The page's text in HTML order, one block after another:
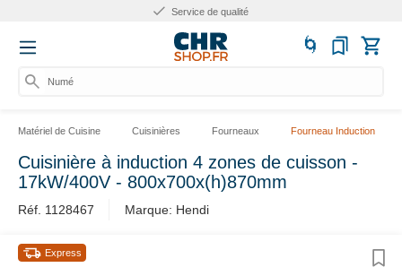
Service de qualité
Numéro
Matériel de Cuisine Cuisinières Fourneaux Fourneau Induction
Cuisinière à induction 4 zones de cuisson -
17kW/400V - 800x700x(h)870mm
Réf. 1128467 Marque: Hendi
Express